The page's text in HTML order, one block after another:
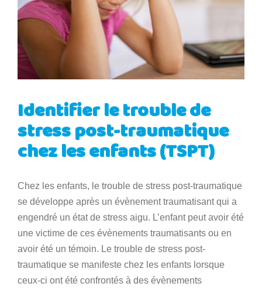
Identifier le trouble de
stress post-traumatique
chez les enfants (TSPT)
Chez les enfants, le trouble de stress post-traumatique
se développe après un évènement traumatisant qui a
engendré un état de stress aigu. L’enfant peut avoir été
une victime de ces évènements traumatisants ou en
avoir été un témoin. Le trouble de stress post-
traumatique se manifeste chez les enfants lorsque
ceux-ci ont été confrontés à des évènements